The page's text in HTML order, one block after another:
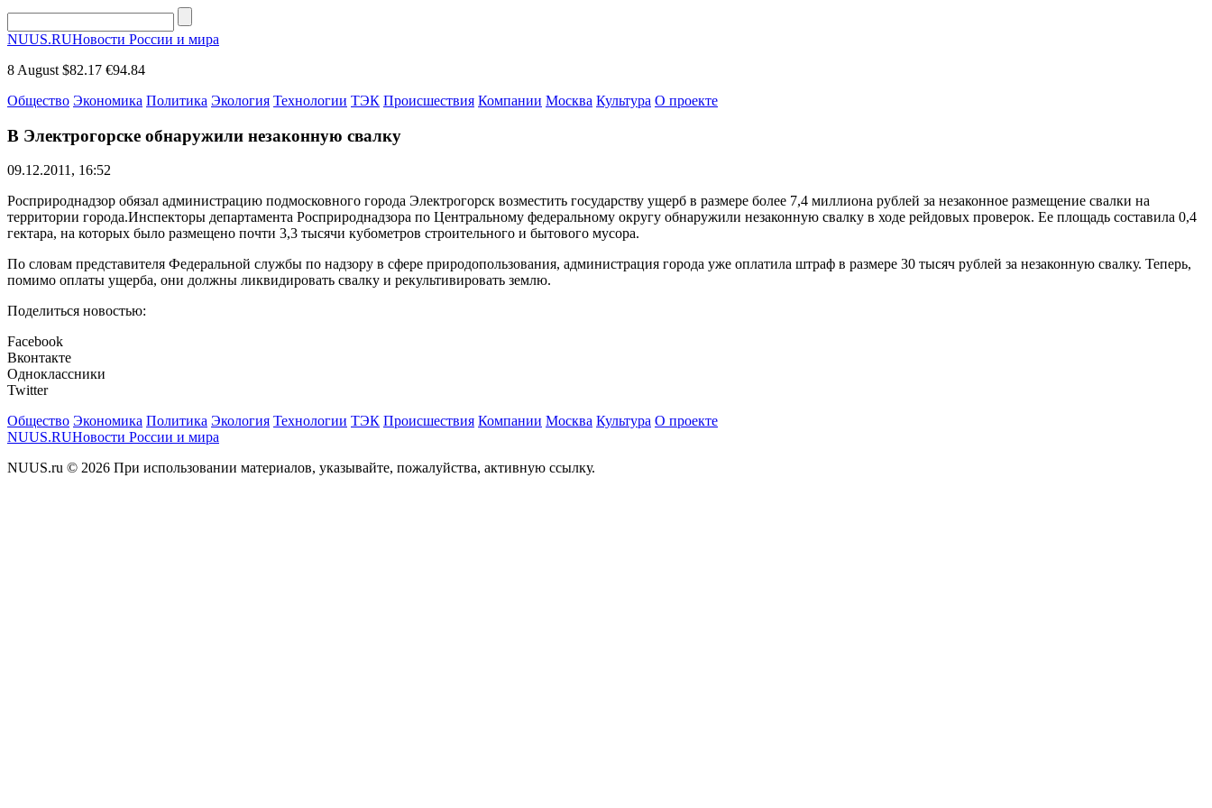
NUUS.RUНовости России и мира
8 August $82.17 €94.84
Общество Экономика Политика Экология Технологии ТЭК Происшествия Компании Москва Культура О проекте
В Электрогорске обнаружили незаконную свалку
09.12.2011, 16:52
Росприроднадзор обязал администрацию подмосковного города Электрогорск возместить государству ущерб в размере более 7,4 миллиона рублей за незаконное размещение свалки на
территории города.Инспекторы департамента Росприроднадзора по Центральному федеральному округу обнаружили незаконную свалку в ходе рейдовых проверок. Ее площадь составила 0,4
гектара, на которых было размещено почти 3,3 тысячи кубометров строительного и бытового мусора.
По словам представителя Федеральной службы по надзору в сфере природопользования, администрация города уже оплатила штраф в размере 30 тысяч рублей за незаконную свалку. Теперь,
помимо оплаты ущерба, они должны ликвидировать свалку и рекультивировать землю.
Поделиться новостью:
Facebook
Вконтакте
Одноклассники
Twitter
Общество Экономика Политика Экология Технологии ТЭК Происшествия Компании Москва Культура О проекте
NUUS.RUНовости России и мира
NUUS.ru © 2026 При использовании материалов, указывайте, пожалуйства, активную ссылку.